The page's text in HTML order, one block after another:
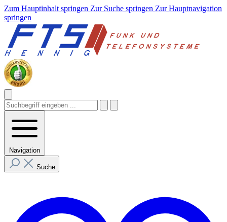
Zum Hauptinhalt springen Zur Suche springen Zur Hauptnavigation
springen
Navigation
Suche